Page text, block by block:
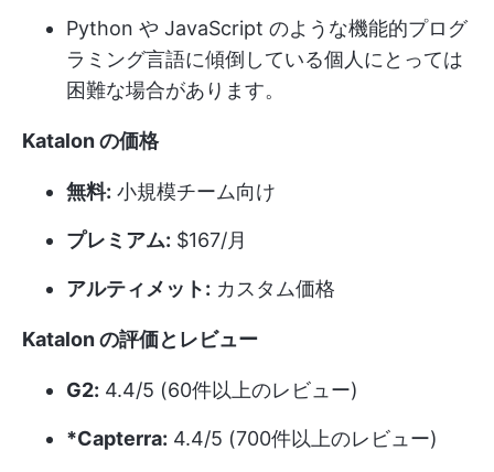
Python や JavaScript のような機能的プログ
ラミング言語に傾倒している個人にとっては
困難な場合があります。
Katalon の価格
無料: 小規模チーム向け
プレミアム: $167/月
アルティメット: カスタム価格
Katalon の評価とレビュー
G2: 4.4/5 (60件以上のレビュー)
*Capterra: 4.4/5 (700件以上のレビュー)